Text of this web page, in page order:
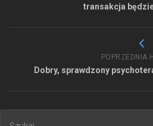
transakcja
POPRZEDNIA
Dobry, sprawdzony